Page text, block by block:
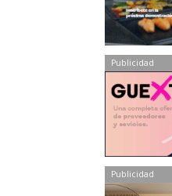
Publicidad
Publicidad